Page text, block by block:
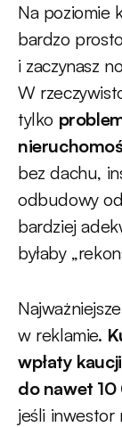
Na poziomie
bardzo
i zaczynasz
W
tylko
bez dachu,
odbudowy
bardziej
byłaby
w reklamie.
wpłaty
do nawet
jeśli inwestor